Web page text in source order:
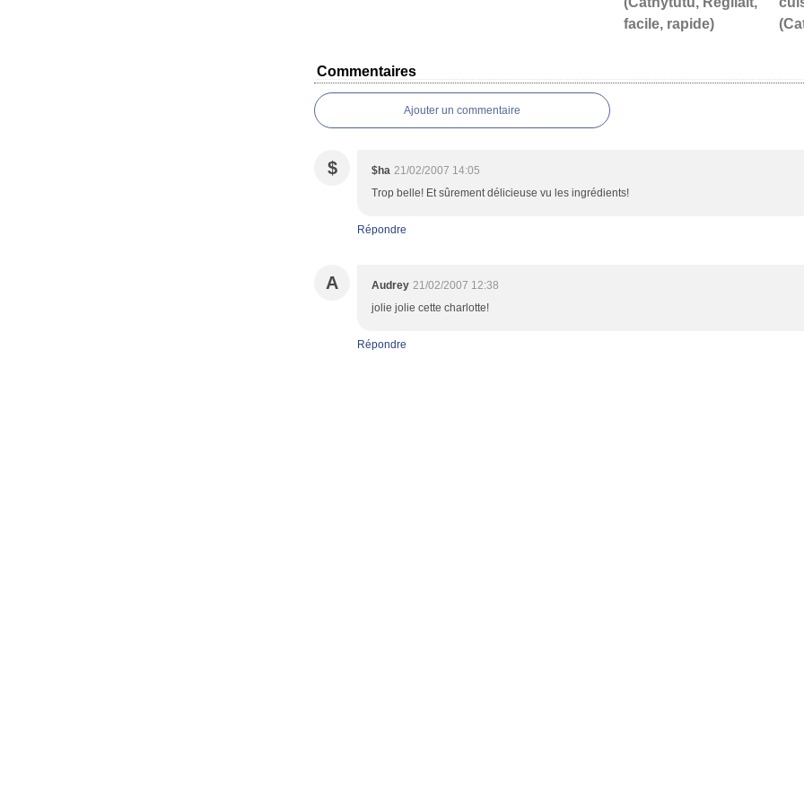
facile, rapide)
Commentaires
Ajouter un commentaire
$ $ha 21/02/2007 14:05
Trop belle! Et sûrement délicieuse vu les ingrédients!
Répondre
A Audrey 21/02/2007 12:38
jolie jolie cette charlotte!
Répondre